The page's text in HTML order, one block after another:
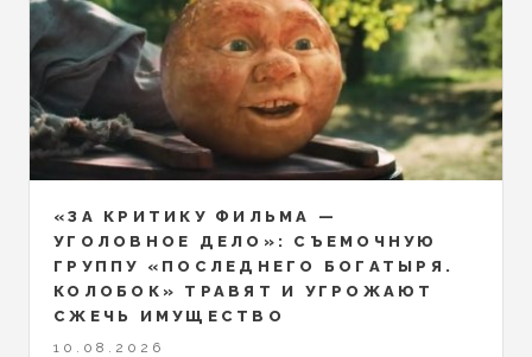
«ЗА КРИТИКУ ФИЛЬМА —
УГОЛОВНОЕ ДЕЛО»: СЪЕМОЧНУЮ
ГРУППУ «ПОСЛЕДНЕГО БОГАТЫРЯ.
КОЛОБОК» ТРАВЯТ И УГРОЖАЮТ
СЖЕЧЬ ИМУЩЕСТВО
10.08.2026